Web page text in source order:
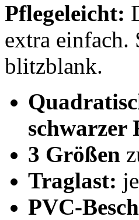
Pflegeleicht:
extra
blitzblank.
schwarzer
3 Größen
Traglast:
PVC-